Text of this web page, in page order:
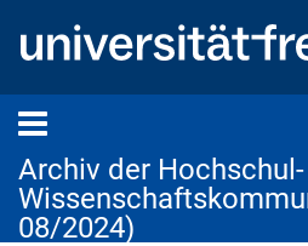
Archiv der
08/2024)